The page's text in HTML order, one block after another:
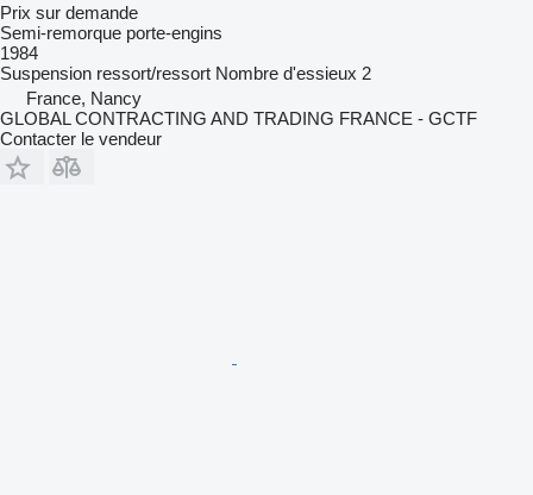
Prix sur demande
Semi-remorque porte-engins
1984
Suspension ressort/ressort Nombre d'essieux 2
France, Nancy
GLOBAL CONTRACTING AND TRADING FRANCE - GCTF
Contacter le vendeur